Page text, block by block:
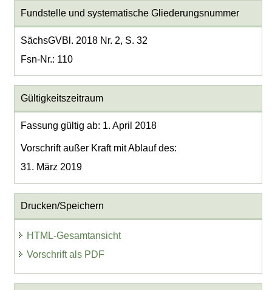
Fundstelle und systematische Gliederungsnummer
SächsGVBl. 2018 Nr. 2, S. 32
Fsn-Nr.: 110
Gültigkeitszeitraum
Fassung gültig ab: 1. April 2018
Vorschrift außer Kraft mit Ablauf des:
31. März 2019
Drucken/Speichern
HTML-Gesamtansicht
Vorschrift als PDF